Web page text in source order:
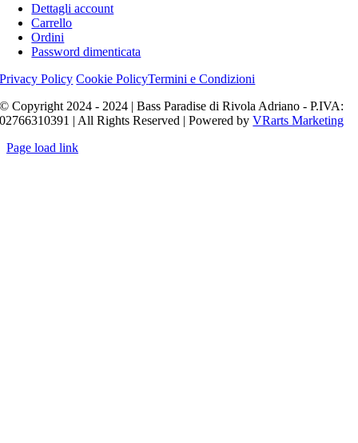
Dettagli account
Carrello
Ordini
Password dimenticata
Privacy Policy Cookie PolicyTermini e Condizioni
© Copyright 2024 - 2024 | Bass Paradise di Rivola Adriano - P.IVA:
02766310391 | All Rights Reserved | Powered byVRarts Marketing
Page load link